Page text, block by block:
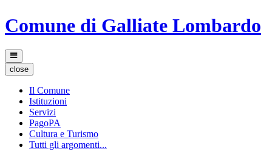
Comune di Galliate Lombardo
close
Il Comune
Istituzioni
Servizi
PagoPA
Cultura e Turismo
Tutti gli argomenti...